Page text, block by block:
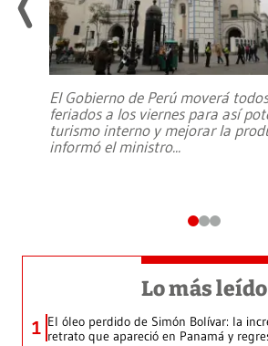
El Gobierno de Perú moverá
feriados a los viernes para así
turismo interno y mejorar la
informó el ministro...
Lo más leído
1 El óleo perdido de Simón Bolívar: la
retrato que apareció en Panamá y